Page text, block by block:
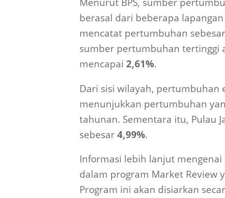
berasal dari beberapa
mencatat pertumbuhan sebesar
sumber pertumbuhan tertinggi
mencapai 2,61%.
Dari sisi wilayah, pertumbuhan
menunjukkan pertumbuhan
tahunan. Sementara itu, Pulau
sebesar 4,99%.
Informasi lebih lanjut
dalam program Market Review
Program ini akan disiarkan